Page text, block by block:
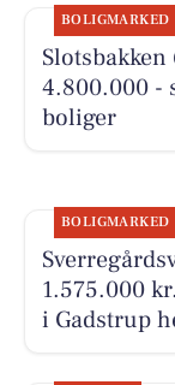
BOLIGMARKED
4.800.000 -
boliger
BOLIGMARKED
1.575.000
i Gadstrup